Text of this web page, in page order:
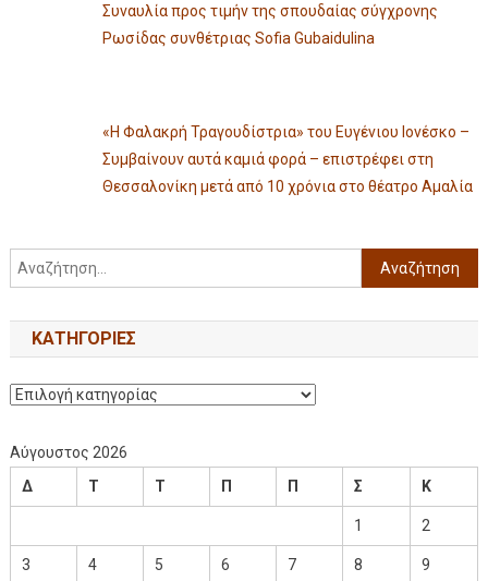
Συναυλία προς τιμήν της σπουδαίας σύγχρονης
Ρωσίδας συνθέτριας Sofia Gubaidulina
«Η Φαλακρή Τραγουδίστρια» του Ευγένιου Ιονέσκο –
Συμβαίνουν αυτά καμιά φορά – επιστρέφει στη
Θεσσαλονίκη μετά από 10 χρόνια στο θέατρο Αμαλία
KΑΤΗΓΟΡΊΕΣ
Αύγουστος 2026
Δ
Τ Τ Π Π Σ Κ
1 2
3 4 5 6 7 8 9